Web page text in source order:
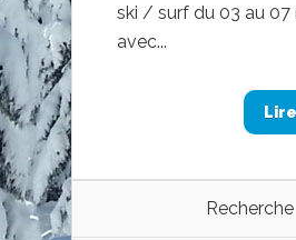
ski / surf du 03 au 07
avec...
Recherche